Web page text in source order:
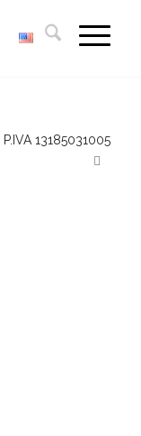
P.IVA 13185031005